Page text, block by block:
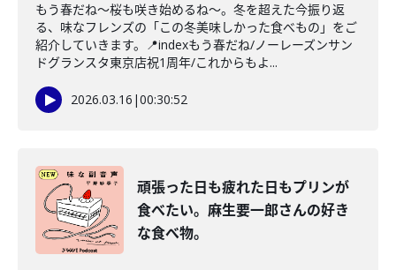
もう春だね〜桜も咲き始めるね〜。冬を超えた今振り返
る、味なフレンズの「この冬美味しかった食べもの」をご
紹介していきます。📍indexもう春だね/ノーレーズンサン
ドグランスタ東京店祝1周年/これからもよ...
2026.03.16 |00:30:52
頑張った日も疲れた日もプリンが
食べたい。麻生要一郎さんの好き
な食べ物。